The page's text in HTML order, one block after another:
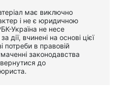
має виключно
і не є юридичною
Україна не несе
дії, вчинені на основі цієї
потреби в правовій
законодавства
до
юриста.